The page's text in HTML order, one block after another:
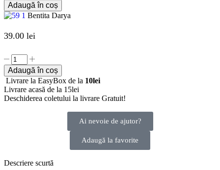
Adaugă în coș
Bentita Darya
39.00 lei
Adaugă în coș
Livrare la EasyBox de la 10lei
Livrare acasă de la 15lei
Deschiderea coletului la livrare Gratuit!
Ai nevoie de ajutor?
Adaugă la favorite
Descriere scurtă